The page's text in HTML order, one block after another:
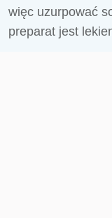
więc uzurpować
preparat jest